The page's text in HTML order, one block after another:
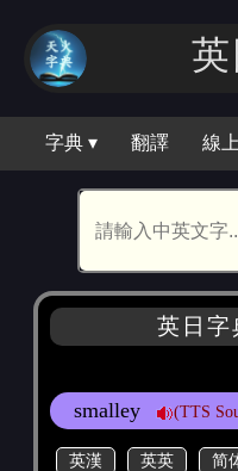
英
字典 ▾ 翻譯 線
英日
smalley (TTS
英漢 英英 简